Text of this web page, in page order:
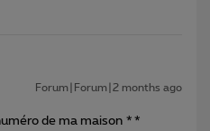
Forum|Forum|2 months ago
de ma maison **